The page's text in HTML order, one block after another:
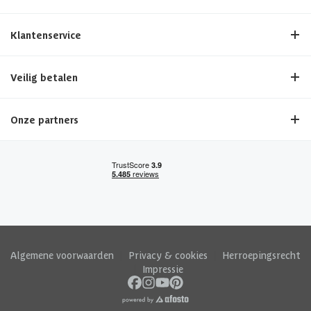
Bestel Nuen geniet binnenkort al van jouw nieuwe Azalp louvre
Klantenservice
Veilig betalen
Onze partners
Algemene voorwaarden Privacy & cookies
Herroepingsrecht
Impressie